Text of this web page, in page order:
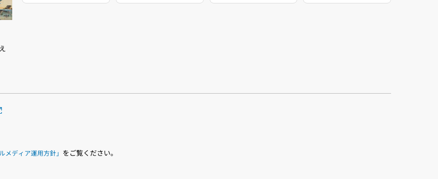
メディア運用方針」 をご覧ください。